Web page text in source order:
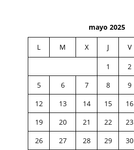
mayo 2025
L M X J V
1 2
5
6 7 8 9
12
13 14 15 16
19
20 21 22 23
26
27 28 29 30